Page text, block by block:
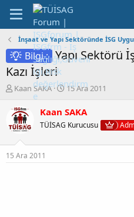
İnşaat ve Yapı Sektöründe İSG
Bilgi : Yapı Sektörü
Kazı İşleri
K
n
b
u
u
b
Kaan SAKA
B
ş
a
15 Ara 2011
Kaan SAKA
TÜİSAG Kurucusu
15 Ara 2011